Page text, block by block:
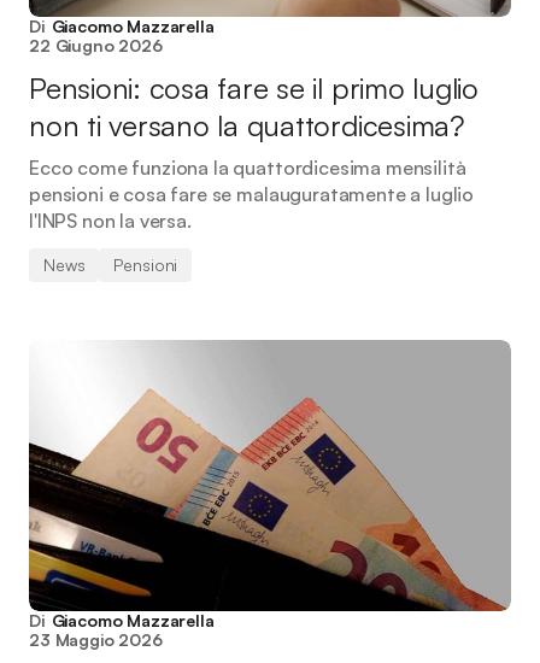
Di Giacomo Mazzarella
22 Giugno 2026
Pensioni: cosa fare se il primo luglio
non ti versano la quattordicesima?
Ecco come funziona la quattordicesima mensilità
pensioni e cosa fare se malauguratamente a luglio
l'INPS non la versa.
News Pensioni
Di Giacomo Mazzarella
23 Maggio 2026